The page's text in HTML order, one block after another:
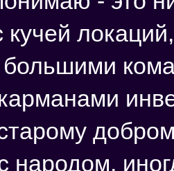
большими
народом,